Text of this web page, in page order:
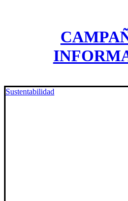
Sustentabilidad